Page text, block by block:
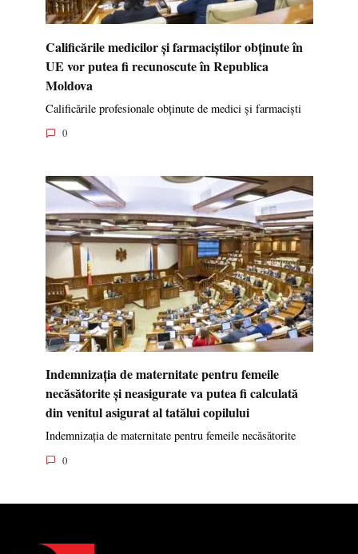
Calificările medicilor și farmaciștilor obținute în
UE vor putea fi recunoscute în Republica
Moldova
Calificările profesionale obținute de medici și farmaciști
0
Indemnizația de maternitate pentru femeile
necăsătorite și neasigurate va putea fi calculată
din venitul asigurat al tatălui copilului
Indemnizația de maternitate pentru femeile necăsătorite
0